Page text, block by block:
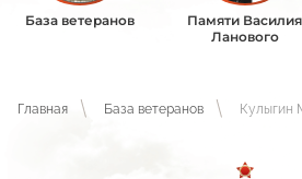
База ветеранов
Памяти Василия
Ланового
Главная База ветеранов Кулыгин